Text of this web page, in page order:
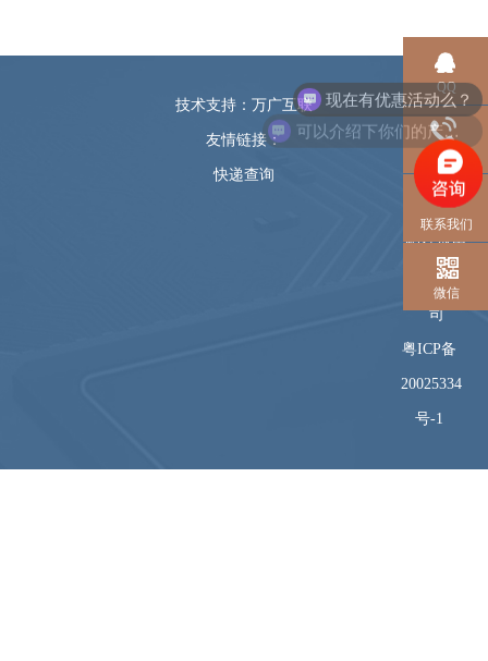
技术支持：万广互联
友情链接：
快递查询
© 深圳市
恒佳盛电
子有限公
司
粤ICP备
20025334
号-1
QQ
电话
联系我们
微信
可以介绍下你们的产品么？
现在有优惠活动么？